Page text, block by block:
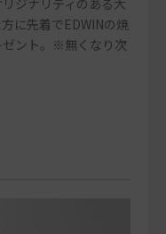
に先着でEDWINの焼
ゼント。※無くなり次